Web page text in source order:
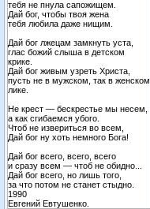
тебя не пнула сапожищем.
Дай бог, чтобы твоя жена
тебя любила даже нищим.
Дай бог лжецам замкнуть уста,
глас божий слыша в детском
крике.
Дай бог живым узреть Христа,
пусть не в мужском, так в женском
лике.
Не крест — бескрестье мы несем,
а как сгибаемся убого.
Чтоб не извериться во всем,
Дай бог ну хоть немного Бога!
Дай бог всего, всего, всего
и сразу всем — чтоб не обидно...
Дай бог всего, но лишь того,
за что потом не станет стыдно.
1990
Евгений Евтушенко.